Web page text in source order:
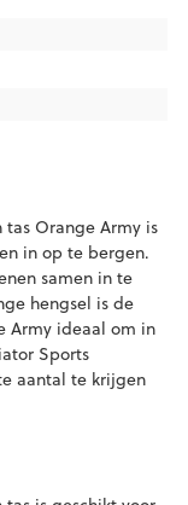
tas Orange Army is
in op te bergen.
samen in te
hengsel is de
Army ideaal om in
Sports
aantal te krijgen